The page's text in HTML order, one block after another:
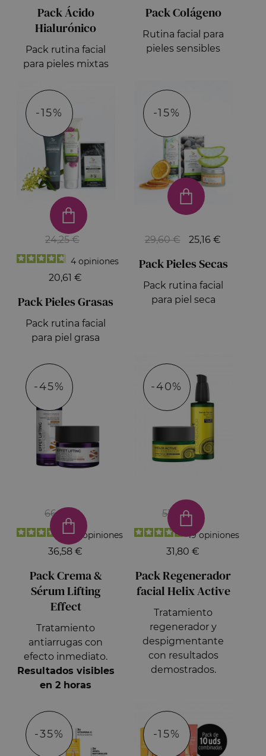
Pack Ácido
Hialurónico
Pack rutina facial
para pieles mixtas
Pack Colágeno
Rutina facial para
pieles sensibles
24,25 €
4 opiniones
20,61 €
Pack Pieles Grasas
Pack rutina facial
para piel grasa
-15%
29,60 € 25,16 €
Pack Pieles Secas
Pack rutina facial
para piel seca
-15%
66,50 €
35 opiniones
36,58 €
Pack Crema &
Sérum Lifting
Effect
Tratamiento
antiarrugas con
efecto inmediato.
Resultados visibles
en 2 horas
-45%
53,00 €
19opiniones
31,80 €
Pack Regenerador
facial Helix Active
Tratamiento
regenerador y
despigmentante
con resultados
demostrados.
-40%
-35% -15%